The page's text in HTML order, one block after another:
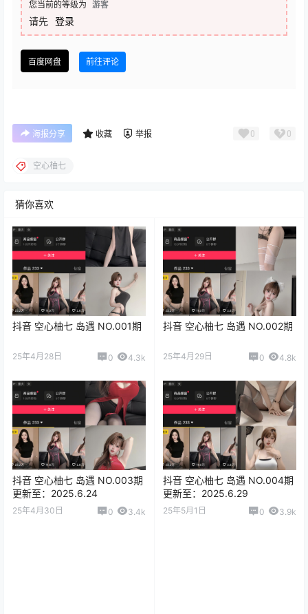
您当前的等级为 游客
请先 登录
百度网盘 前往评论
海报分享 收藏 举报 0 0
空心柚七
猜你喜欢
抖音 空心柚七 岛遇 NO.001期
25年4月28日 0 4.3k
抖音 空心柚七 岛遇 NO.002期
25年4月29日 0 4.8k
抖音 空心柚七 岛遇 NO.003期
更新至：2025.6.24
25年4月30日 0 3.4k
抖音 空心柚七 岛遇 NO.004期
更新至：2025.6.29
25年5月1日 0 3.9k